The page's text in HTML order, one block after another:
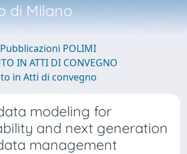
di Milano
POLIMI
IN ATTI DI CONVEGNO
in Atti di convegno
modeling for
and next generation
management